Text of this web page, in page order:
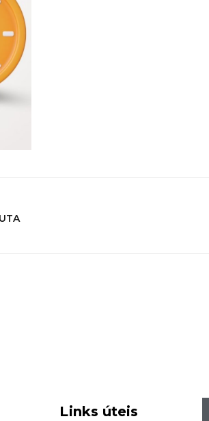
Links úteis